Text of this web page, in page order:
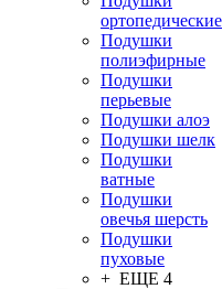
ортопедические
Подушки
полиэфирные
Подушки
перьевые
Подушки алоэ
Подушки шелк
Подушки
ватные
Подушки
овечья шерсть
Подушки
пуховые
+ ЕЩЕ 4